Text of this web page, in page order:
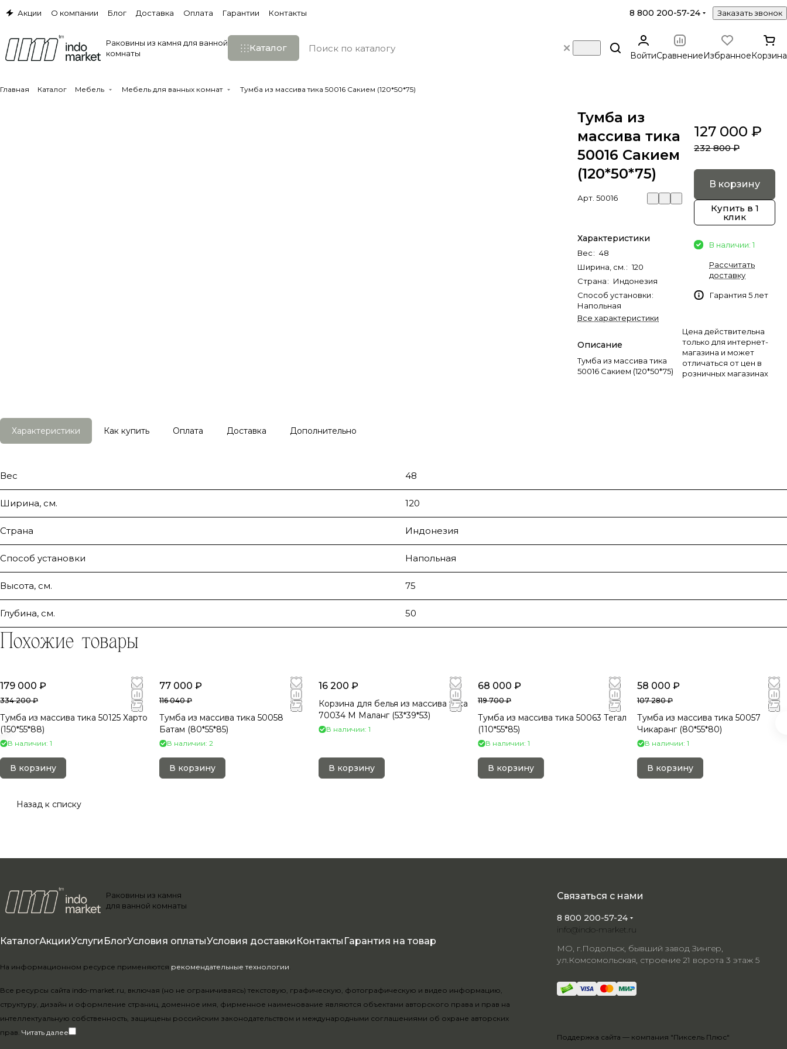
Акции О компании Блог Доставка Оплата Гарантии Контакты 8 800 200-57-24 Заказать звонок
Раковины из камня для ванной
комнаты
Каталог
ВойтиСравнениеИзбранноеКорзина
Главная Каталог Мебель Мебель для ванных комнат Тумба из массива тика 50016 Сакием (120*50*75)
Тумба из
массива тика
50016 Сакием
(120*50*75)
Арт. 50016
Характеристики
Вес: 48
Ширина, см. : 120
Страна: Индонезия
Способ установки:
Напольная
Все характеристики
Описание
Тумба из массива тика
50016 Сакием (120*50*75)
127 000 ₽
232 800 ₽
В корзину
Купить в 1
клик
В наличии: 1
Рассчитать
доставку
Гарантия 5 лет
Цена действительна
только для интернет-
магазина и может
отличаться от цен в
розничных магазинах
Характеристики Как купить Оплата Доставка Дополнительно
Вес 48
Ширина, см. 120
Страна Индонезия
Способ установки Напольная
Высота, см. 75
Глубина, см. 50
Похожие товары
179 000 ₽
334 200 ₽
Тумба из массива тика 50125 Харто
(150*55*88)
В наличии: 1
В корзину
77 000 ₽
116 040 ₽
Тумба из массива тика 50058
Батам (80*55*85)
В наличии: 2
В корзину
16 200 ₽
Корзина для белья из массива тика
70034 M Маланг (53*39*53)
В наличии: 1
В корзину
68 000 ₽
119 700 ₽
Тумба из массива тика 50063 Тегал
(110*55*85)
В наличии: 1
В корзину
58 000 ₽
107 280 ₽
Тумба из массива тика 50057
Чикаранг (80*55*80)
В наличии: 1
В корзину
Назад к списку
Раковины из камня
для ванной комнаты
КаталогАкцииУслуги БлогУсловия оплатыУсловия доставки Контакты Гарантия на товар
На информационном ресурсе применяются рекомендательные технологии.
Все ресурсы сайта indo-market.ru, включая (но не ограничиваясь) текстовую, графическую, фотографическую и видео информацию,
структуру, дизайн и оформление страниц, доменное имя, фирменное наименование являются объектами авторского права и прав на
интеллектуальную собственность, защищены российским законодательством и международными соглашениями об охране авторских
прав. Читать далее
Связаться с нами
8 800 200-57-24
info@indo-market.ru
МО, г.Подольск, бывший завод Зингер,
ул.Комсомольская, строение 21 ворота 3 этаж 5
Поддержка сайта — компания "Пиксель Плюс"